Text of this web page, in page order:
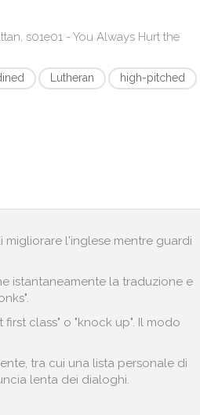
s01e01 - You Always Hurt the
Lutheran
high-pitched
l'inglese mentre guardi
istantaneamente la traduzione e
class" o "knock up". Il modo
tra cui una lista personale di
lenta dei dialoghi.